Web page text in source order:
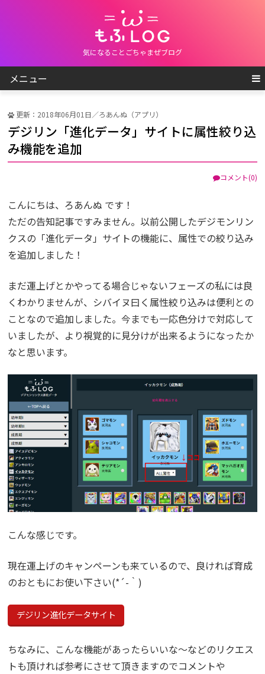
気になることごちゃまぜブログ
メニュー
更新：2018年06月01日／ろあんぬ（アプリ）
デジリン「進化データ」サイトに属性絞り込
み機能を追加
コメント(0)
こんにちは、ろあんぬ です！
ただの告知記事ですみません。以前公開したデジモンリン
クスの「進化データ」サイトの機能に、属性での絞り込み
を追加しました！
まだ運上げとかやってる場合じゃないフェーズの私には良
くわかりませんが、シバイヌ曰く属性絞り込みは便利との
ことなので追加しました。今までも一応色分けで対応して
いましたが、より視覚的に見分けが出来るようになったか
なと思います。
こんな感じです。
現在運上げのキャンペーンも来ているので、良ければ育成
のおともにお使い下さい(*´-｀)
デジリン進化データサイト
ちなみに、こんな機能があったらいいな～などのリクエス
トも頂ければ参考にさせて頂きますのでコメントや